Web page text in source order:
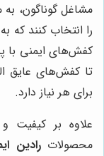
مشاغل گوناگون،
را انتخاب کنند که
کفش‌های ایمنی با
تا کفش‌های عایق
برای هر نیاز دارد.
علاوه بر کیفیت
محصولاترادین